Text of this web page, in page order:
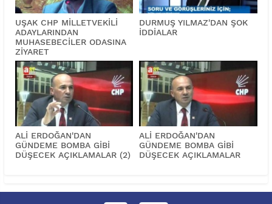
UŞAK CHP MİLLETVEKİLİ
ADAYLARINDAN
MUHASEBECİLER ODASINA
ZİYARET
DURMUŞ YILMAZ'DAN ŞOK
İDDİALAR
ALİ ERDOĞAN'DAN
GÜNDEME BOMBA GİBİ
DÜŞECEK AÇIKLAMALAR (2)
ALİ ERDOĞAN'DAN
GÜNDEME BOMBA GİBİ
DÜŞECEK AÇIKLAMALAR